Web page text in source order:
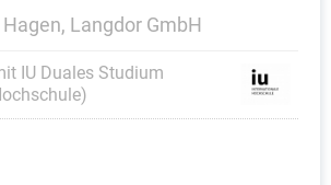
Langdor GmbH
IU Duales Studium